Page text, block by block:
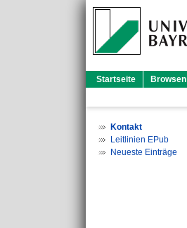
Startseite Browsen
Kontakt
Leitlinien EPub
Neueste Einträge